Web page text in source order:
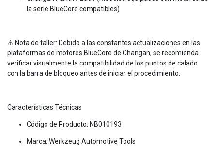
la serie BlueCore compatibles)
⚠️ Nota de taller: Debido a las constantes actualizaciones en las
plataformas de motores BlueCore de Changan, se recomienda
verificar visualmente la compatibilidad de los puntos de calado
con la barra de bloqueo antes de iniciar el procedimiento.
Características Técnicas
Código de Producto: NB010193
Marca: Werkzeug Automotive Tools